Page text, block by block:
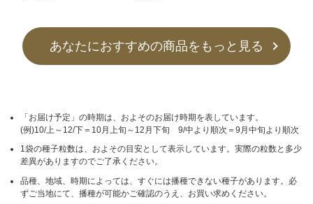
あなたにおすすめの商品をもっと見る
「お届け予定」の時期は、およそのお届け時期を表しています。
(例)10/上～12/下＝10月上旬～12月下旬 9/中より順次＝9月中旬より順次
1袋の種子粒数は、およその目安として表示しています。実際の粒数と多少
差異がありますのでご了承ください。
品種、地域、時期によっては、すぐには播種できない種子があります。必
ずご当地にて、播種が可能かご確認のうえ、お買い求めください。